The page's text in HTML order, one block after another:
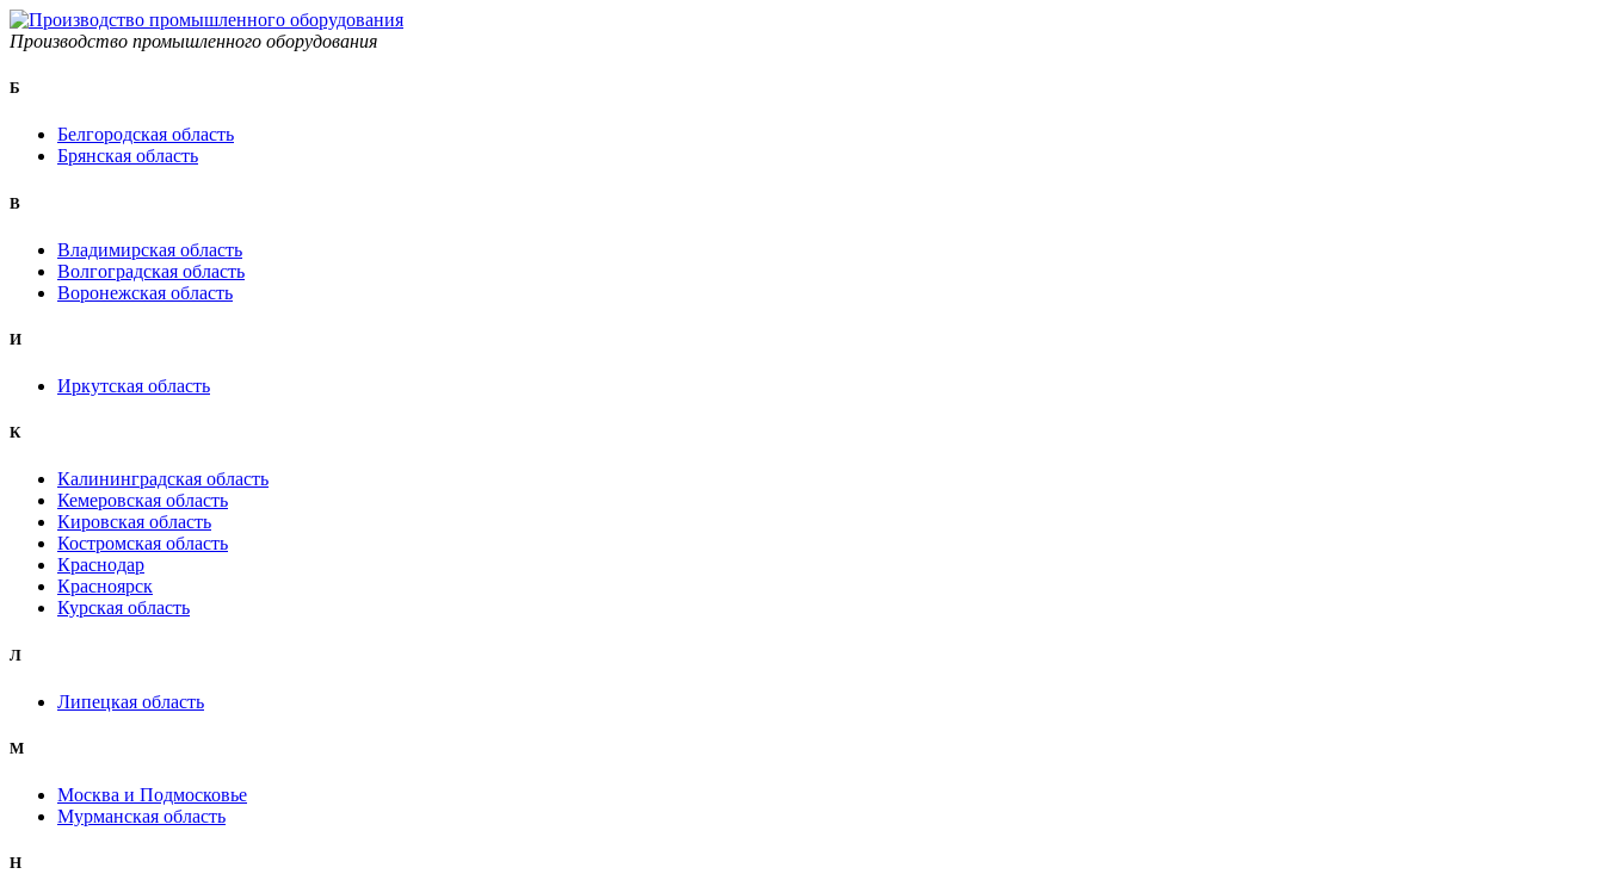
Производство промышленного оборудования
Б
Белгородская область
Брянская область
B
Владимирская область
Волгоградская область
Воронежская область
И
Иркутская область
К
Калининградская область
Кемеровская область
Кировская область
Костромская область
Краснодар
Красноярск
Курская область
Л
Липецкая область
М
Москва и Подмосковье
Мурманская область
Н